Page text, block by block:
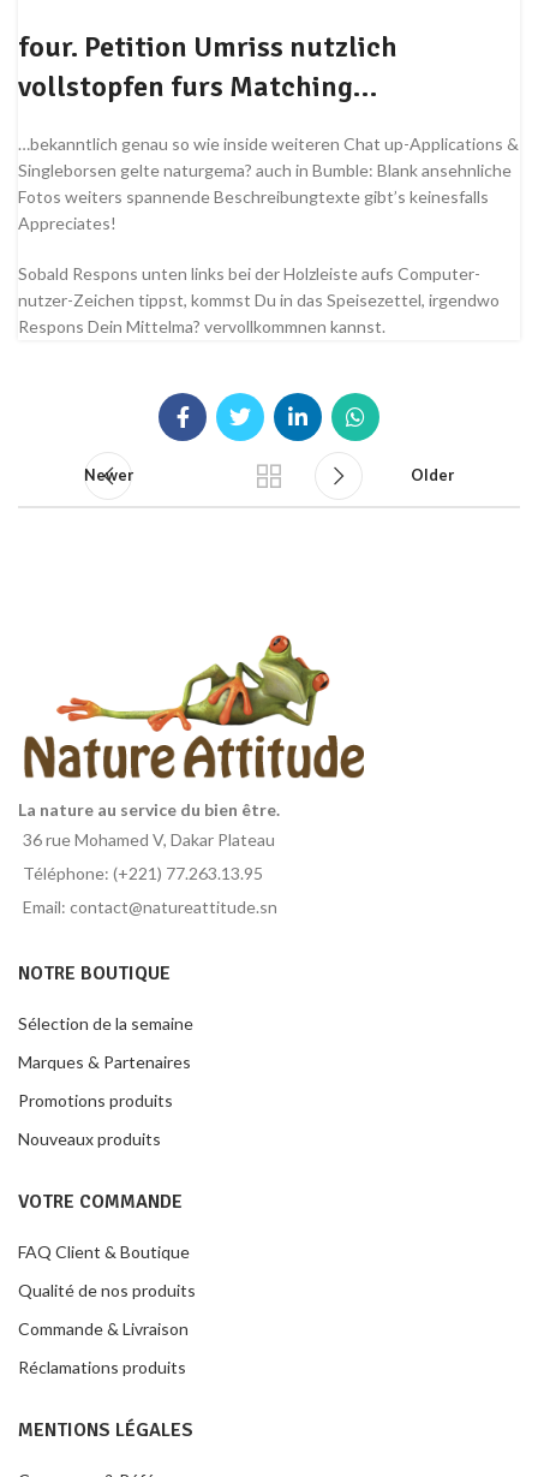
four. Petition Umriss nutzlich
vollstopfen furs Matching…
…bekanntlich genau so wie inside weiteren Chat up-Applications &
Singleborsen gelte naturgema? auch in Bumble: Blank ansehnliche
Fotos weiters spannende Beschreibungtexte gibt’s keinesfalls
Appreciates!
Sobald Respons unten links bei der Holzleiste aufs Computer-
nutzer-Zeichen tippst, kommst Du in das Speisezettel, irgendwo
Respons Dein Mittelma? vervollkommnen kannst.
Newer Older
La nature au service du bien être.
36 rue Mohamed V, Dakar Plateau
Téléphone: (+221) 77.263.13.95
Email: contact@natureattitude.sn
NOTRE BOUTIQUE
Sélection de la semaine
Marques & Partenaires
Promotions produits
Nouveaux produits
VOTRE COMMANDE
FAQ Client & Boutique
Qualité de nos produits
Commande & Livraison
Réclamations produits
MENTIONS LÉGALES